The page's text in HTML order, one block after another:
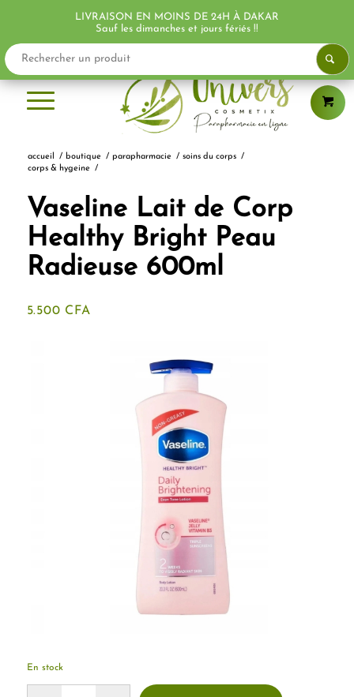
accueil / boutique / parapharmacie / soins du corps /
corps & hygeine
/
Vaseline Lait de Corp
Healthy Bright Peau
Radieuse 600ml
5.500 CFA
En stock
LIVRAISON EN MOINS DE 24H À DAKAR
Sauf les dimanches et jours fériés !!